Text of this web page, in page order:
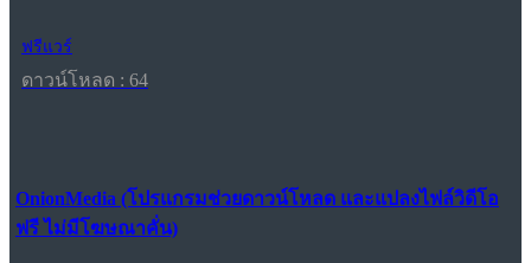
ฟรีแวร์
ดาวน์โหลด : 64
OnionMedia (โปรแกรมช่วยดาวน์โหลด และแปลงไฟล์วิดีโอ
ฟรี ไม่มีโฆษณาคั่น)